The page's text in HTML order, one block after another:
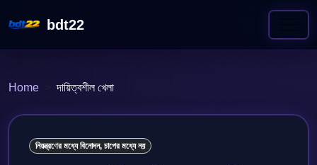
bdt22
Home দায়িত্বশীল খেলা
নিয়ন্ত্রণের মধ্যে বিনোদন, চাপের মধ্যে নয়